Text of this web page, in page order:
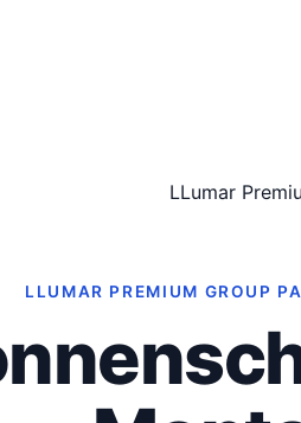
LLUMAR PREMIUM GROUP